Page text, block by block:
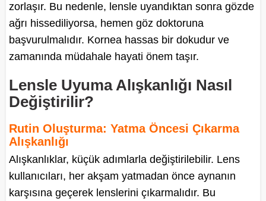
zorlaşır. Bu nedenle, lensle uyandıktan sonra gözde
ağrı hissediliyorsa, hemen göz doktoruna
başvurulmalıdır. Kornea hassas bir dokudur ve
zamanında müdahale hayati önem taşır.
Lensle Uyuma Alışkanlığı Nasıl
Değiştirilir?
Rutin Oluşturma: Yatma Öncesi Çıkarma
Alışkanlığı
Alışkanlıklar, küçük adımlarla değiştirilebilir. Lens
kullanıcıları, her akşam yatmadan önce aynanın
karşısına geçerek lenslerini çıkarmalıdır. Bu